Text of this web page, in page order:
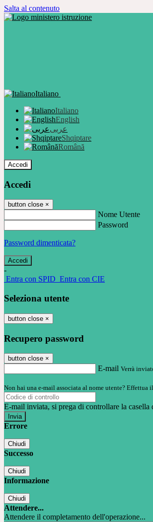
Salta al contenuto
Italiano
Italiano
English
عربى
Shqiptare
Română
Accedi
Accedi
button close ×
Nome Utente
Password
Password dimenticata?
-
Entra con SPID Entra con CIE
Seleziona utente
button close ×
Recupero password
button close ×
E-mail Verrà
Non hai una e-mail associata al nome utente? Effettua
E-mail inviata, si prega di controllare la casella
Errore
Chiudi
Successo
Chiudi
Informazione
Chiudi
Attendere...
Attendere il completamento dell'operazione...